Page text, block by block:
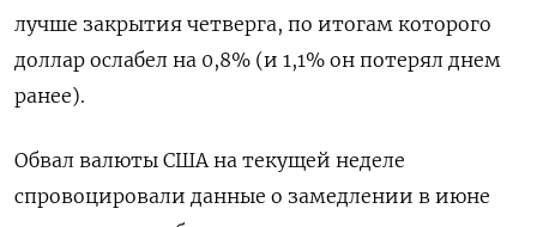
лучше закрытия четверга, по итогам которого
доллар ослабел на 0,8% (и 1,1% он потерял днем
ранее).
Обвал валюты США на текущей неделе
спровоцировали данные о замедлении в июне